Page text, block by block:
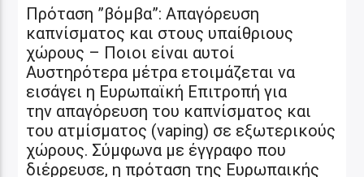
Πρόταση ”βόμβα”: Απαγόρευση
καπνίσματος και στους υπαίθριους
χώρους – Ποιοι είναι αυτοί
Αυστηρότερα μέτρα ετοιμάζεται να
εισάγει η Ευρωπαϊκή Επιτροπή για
την απαγόρευση του καπνίσματος και
του ατμίσματος (vaping) σε εξωτερικούς
χώρους. Σύμφωνα με έγγραφο που
διέρρευσε, η πρόταση της Ευρωπαικής